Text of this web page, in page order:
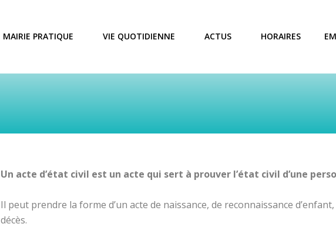
MAIRIE PRATIQUE VIE QUOTIDIENNE ACTUS HORAIRES
Un acte d’état civil est un acte qui sert à prouver l’état civil d’une
Il peut prendre la forme d’un acte de naissance, de reconnaissance
décès.